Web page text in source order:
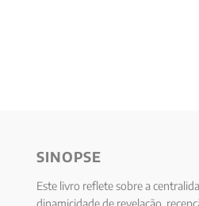
SINOPSE
Este livro reflete sobre a
dinamicidade de revelação,